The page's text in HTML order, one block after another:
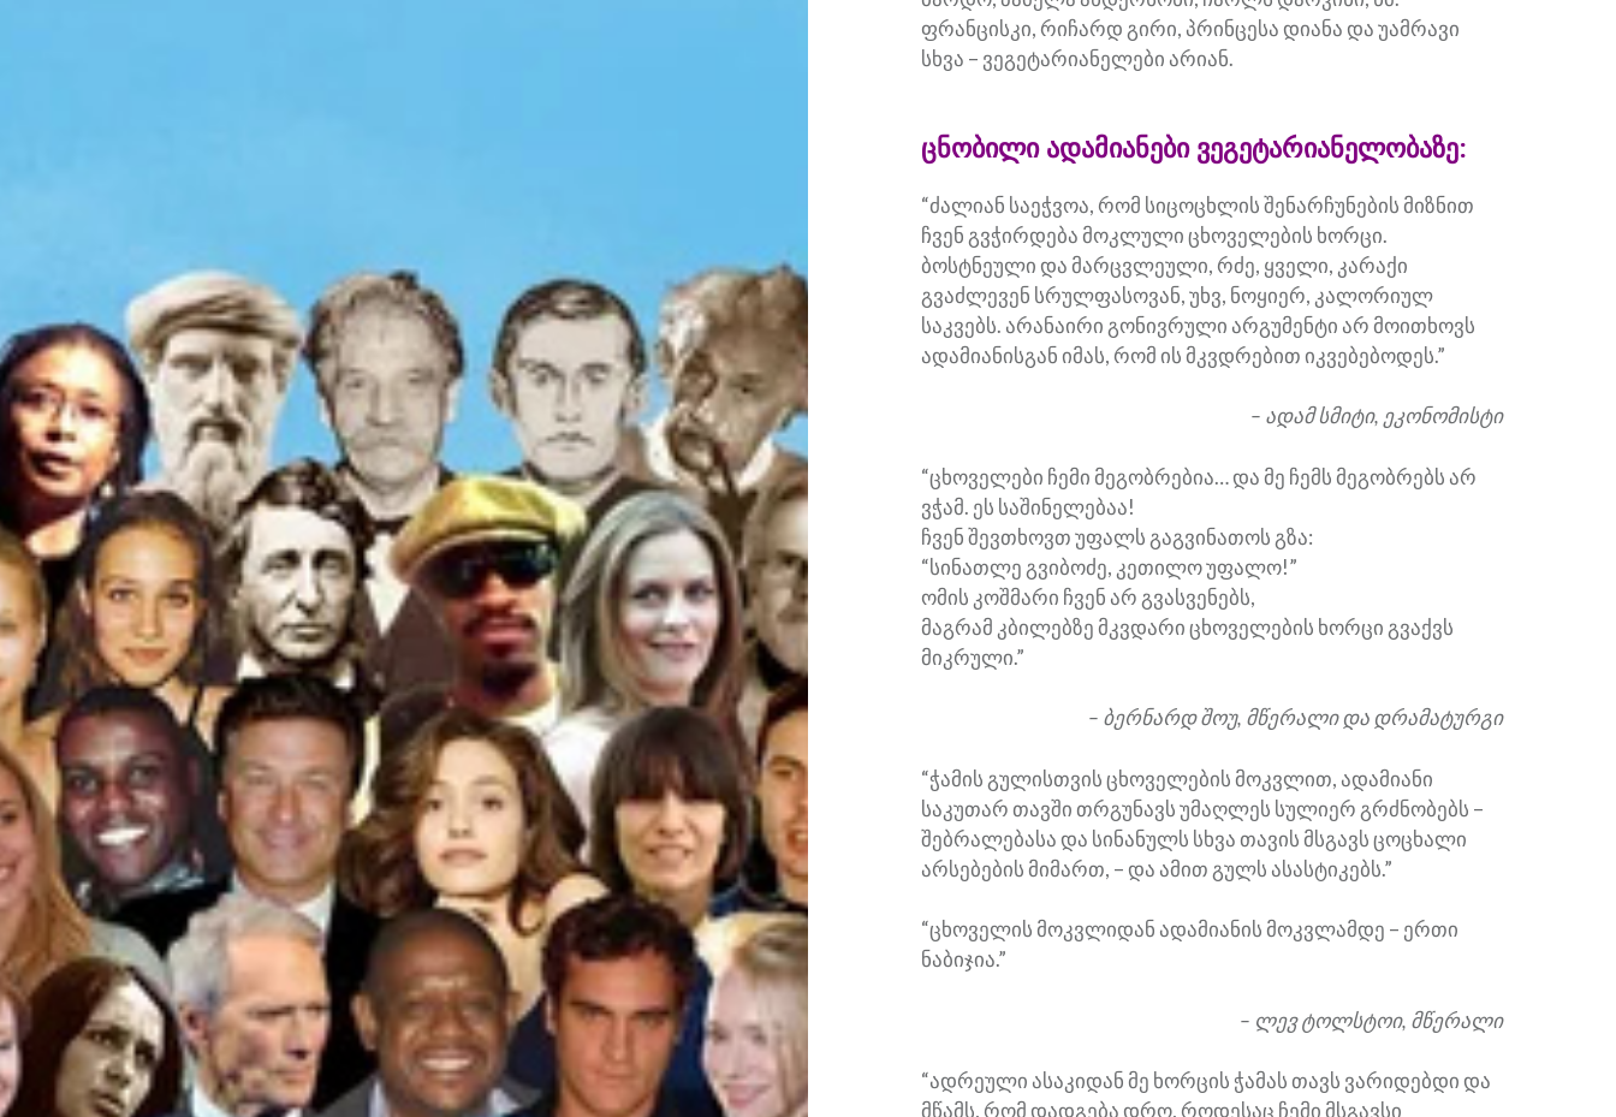
ფრანცისკი, რიჩარდ გირი, პრინცესა დიანა და უამრავი
სხვა – ვეგეტარიანელები არიან.
ცნობილი ადამიანები ვეგეტარიანელობაზე:
“ძალიან საეჭვოა, რომ სიცოცხლის შენარჩუნების მიზნით
ჩვენ გვჭირდება მოკლული ცხოველების ხორცი.
ბოსტნეული და მარცვლეული, რძე, ყველი, კარაქი
გვაძლევენ სრულფასოვან, უხვ, ნოყიერ, კალორიულ
საკვებს. არანაირი გონივრული არგუმენტი არ მოითხოვს
ადამიანისგან იმას, რომ ის მკვდრებით იკვებებოდეს.”
– ადამ სმიტი, ეკონომისტი
“ცხოველები ჩემი მეგობრებია… და მე ჩემს მეგობრებს არ
ვჭამ. ეს საშინელებაა!
ჩვენ შევთხოვთ უფალს გაგვინათოს გზა:
“სინათლე გვიბოძე, კეთილო უფალო!”
ომის კოშმარი ჩვენ არ გვასვენებს,
მაგრამ კბილებზე მკვდარი ცხოველების ხორცი გვაქვს
მიკრული.”
– ბერნარდ შოუ, მწერალი და დრამატურგი
“ჭამის გულისთვის ცხოველების მოკვლით, ადამიანი
საკუთარ თავში თრგუნავს უმაღლეს სულიერ გრძნობებს –
შებრალებასა და სინანულს სხვა თავის მსგავს ცოცხალი
არსებების მიმართ, – და ამით გულს ასასტიკებს.”
“ცხოველის მოკვლიდან ადამიანის მოკვლამდე – ერთი
ნაბიჯია.”
– ლევ ტოლსტოი, მწერალი
“ადრეული ასაკიდან მე ხორცის ჭამას თავს ვარიდებდი და
მწამს, რომ დადგება დრო, როდესაც ჩემი მსგავსი